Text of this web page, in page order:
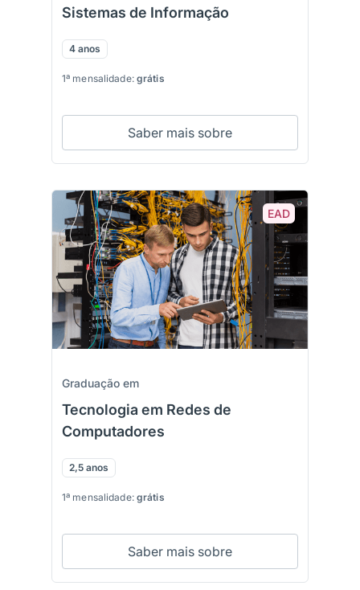
Sistemas de Informação
4 anos
1ª mensalidade: grátis
Saber mais sobre
EAD
Graduação em
Tecnologia em Redes de
Computadores
2,5 anos
1ª mensalidade: grátis
Saber mais sobre